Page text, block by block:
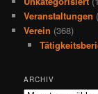
Veranstaltungen
Verein (368)
ARCHIV